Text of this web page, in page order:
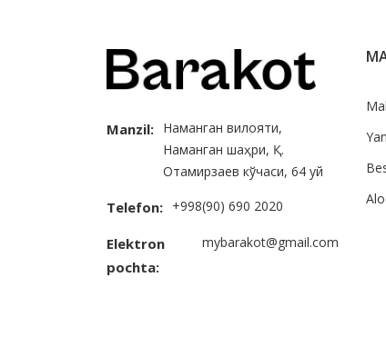
Manzil: Наманган вилояти,
Наманган шаҳри, Қ.
Отамирзаев кўчаси, 64 уй
Telefon: +998(90) 690 2020
Elektron
pochta:
mybarakot@gmail.com